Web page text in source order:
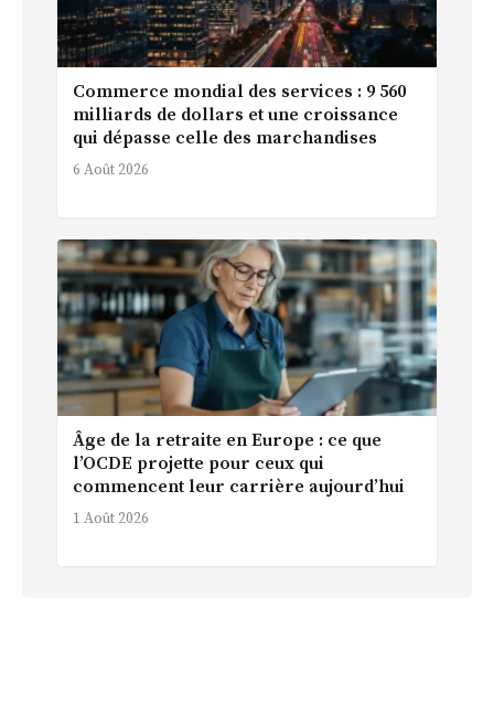
Commerce mondial des services : 9 560
milliards de dollars et une croissance
qui dépasse celle des marchandises
6 Août 2026
Âge de la retraite en Europe : ce que
l’OCDE projette pour ceux qui
commencent leur carrière aujourd’hui
1 Août 2026